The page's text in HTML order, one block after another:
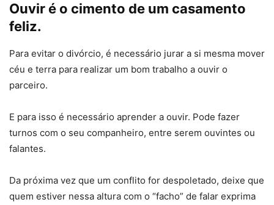
Ouvir é o cimento de um casamento
feliz.
Para evitar o divórcio, é necessário jurar a si mesma mover
céu e terra para realizar um bom trabalho a ouvir o
parceiro.
E para isso é necessário aprender a ouvir. Pode fazer
turnos com o seu companheiro, entre serem ouvintes ou
falantes.
Da próxima vez que um conflito for despoletado, deixe que
quem estiver nessa altura com o “facho” de falar exprima